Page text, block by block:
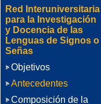
Red Interuniversitaria
para la Investigación
y Docencia de las
Lenguas de Signos o
Señas
Objetivos
Antecedentes
Composición de la